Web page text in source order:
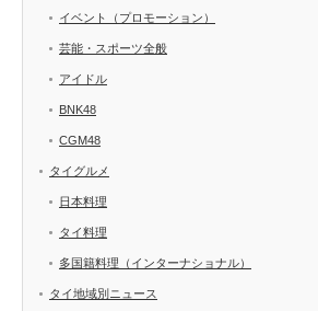
イベント（プロモーション）
芸能・スポーツ全般
アイドル
BNK48
CGM48
タイグルメ
日本料理
タイ料理
多国籍料理（インターナショナル）
タイ地域別ニュース